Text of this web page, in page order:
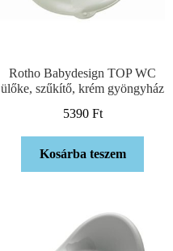
Rotho Babydesign TOP WC
ülőke, szűkítő, krém gyöngyház
5390 Ft
Kosárba teszem